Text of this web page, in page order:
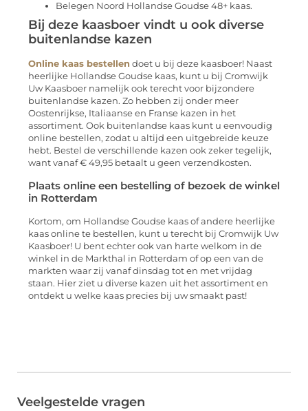
Belegen Noord Hollandse Goudse 48+ kaas.
Bij deze kaasboer vindt u ook diverse
buitenlandse kazen
Online kaas bestellen doet u bij deze kaasboer! Naast
heerlijke Hollandse Goudse kaas, kunt u bij Cromwijk
Uw Kaasboer namelijk ook terecht voor bijzondere
buitenlandse kazen. Zo hebben zij onder meer
Oostenrijkse, Italiaanse en Franse kazen in het
assortiment. Ook buitenlandse kaas kunt u eenvoudig
online bestellen, zodat u altijd een uitgebreide keuze
hebt. Bestel de verschillende kazen ook zeker tegelijk,
want vanaf € 49,95 betaalt u geen verzendkosten.
Plaats online een bestelling of bezoek de winkel
in Rotterdam
Kortom, om Hollandse Goudse kaas of andere heerlijke
kaas online te bestellen, kunt u terecht bij Cromwijk Uw
Kaasboer! U bent echter ook van harte welkom in de
winkel in de Markthal in Rotterdam of op een van de
markten waar zij vanaf dinsdag tot en met vrijdag
staan. Hier ziet u diverse kazen uit het assortiment en
ontdekt u welke kaas precies bij uw smaakt past!
Veelgestelde vragen